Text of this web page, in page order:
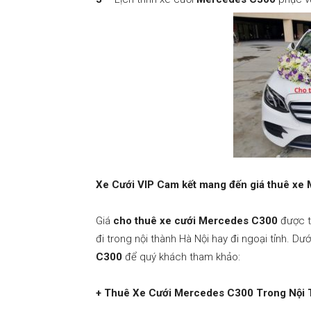
Xe Cưới VIP Cam kết mang đến giá thuê
Giá cho thuê xe cưới Mercedes C300 được
đi trong nội thành Hà Nội hay đi ngoại tỉnh.
C300 để quý khách tham khảo:
+ Thuê Xe Cưới Mercedes C300 Trong Nội